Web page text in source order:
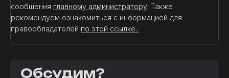
сообщения главному администратору. Также
рекомендуем ознакомиться с информацией для
правообладателей по этой ссылке..
Обсудим?